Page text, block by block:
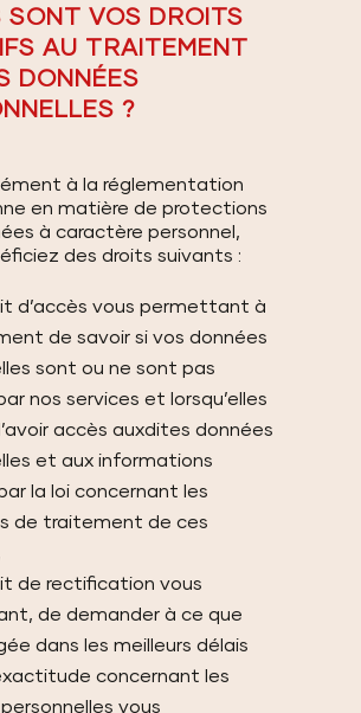
SONT VOS DROITS
AU TRAITEMENT
DONNÉES
?
à la réglementation
en matière de protections
à caractère personnel,
des droits suivants :
d’accès vous permettant à
de savoir si vos données
sont ou ne sont pas
nos services et lorsqu’elles
accès auxdites données
et aux informations
la loi concernant les
de traitement de ces
de rectification vous
de demander à ce que
dans les meilleurs délais
concernant les
vous